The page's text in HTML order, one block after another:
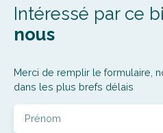
Intéressé par ce
nous
Merci de remplir le formulaire,
dans les plus brefs délais
Prénom